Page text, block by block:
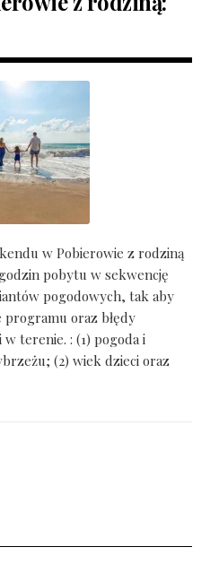
w Pobierowie z rodziną
pobytu w sekwencję
pogodowych, tak aby
programu oraz błędy
terenie. : (1) pogoda i
(2) wiek dzieci oraz